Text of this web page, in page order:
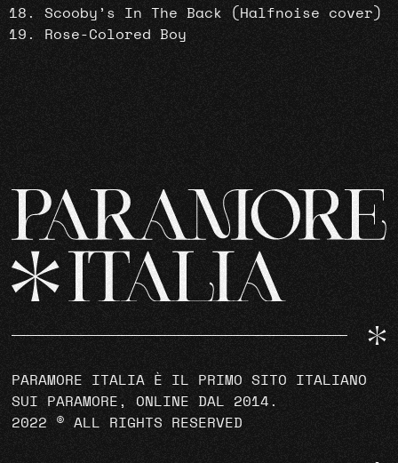
Scooby’s In The Back (Halfnoise cover)
Rose-Colored Boy
PARAMORE ITALIA È IL PRIMO SITO ITALIANO
SUI PARAMORE, ONLINE DAL 2014.
2022 © ALL RIGHTS RESERVED